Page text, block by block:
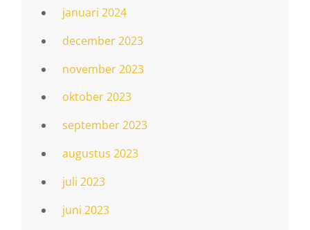
januari 2024
december 2023
november 2023
oktober 2023
september 2023
augustus 2023
juli 2023
juni 2023